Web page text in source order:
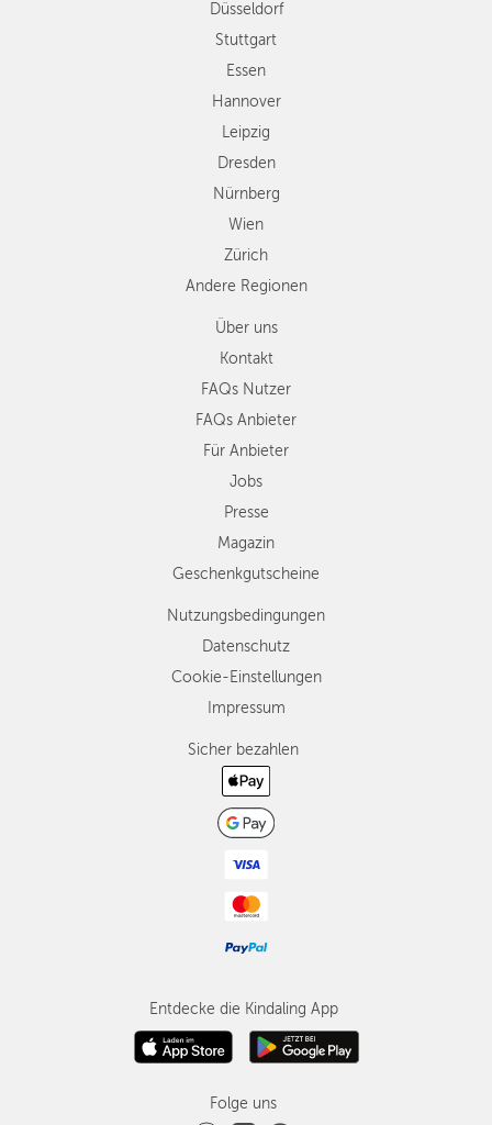
Nürnberg
Wien
Zürich
Andere
Regionen
Düsseldorf
Stuttgart
Essen
Hannover
Leipzig
Dresden
Nürnberg
Wien
Zürich
Andere Regionen
Über uns
Kontakt
FAQs Nutzer
FAQs Anbieter
Für Anbieter
Jobs
Presse
Magazin
Geschenkgutscheine
Nutzungsbedingungen
Datenschutz
Cookie-Einstellungen
Impressum
Sicher bezahlen
Entdecke die Kindaling App
Folge uns